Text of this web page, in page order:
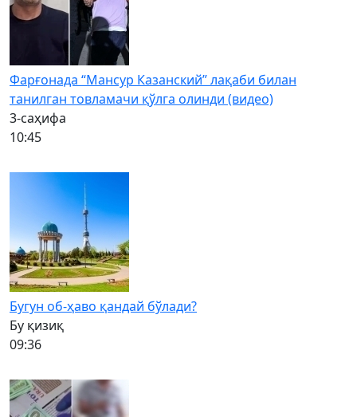
Фарғонада “Мансур Казанский” лақаби билан
танилган товламачи қўлга олинди (видео)
3-саҳифа
10:45
Бугун об-ҳаво қандай бўлади?
Бу қизиқ
09:36